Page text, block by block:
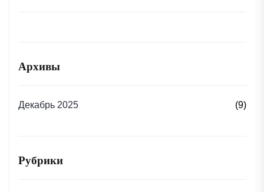
Архивы
Декабрь 2025 (9)
Рубрики